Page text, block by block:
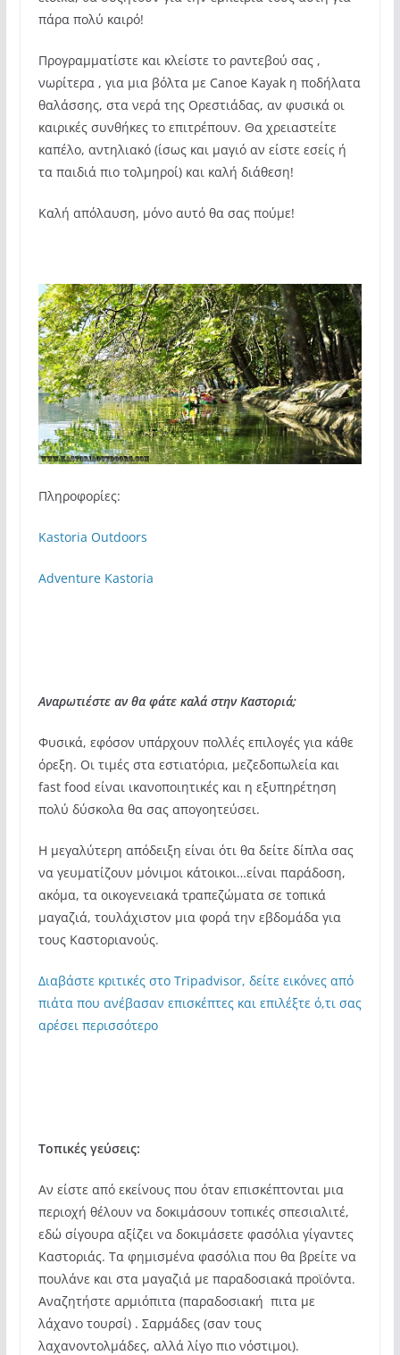
πάρα πολύ καιρό!
Προγραμματίστε και κλείστε το ραντεβού σας ,
νωρίτερα , για μια βόλτα με Canoe Kayak η ποδήλατα
θαλάσσης, στα νερά της Ορεστιάδας, αν φυσικά οι
καιρικές συνθήκες το επιτρέπουν. Θα χρειαστείτε
καπέλο, αντηλιακό (ίσως και μαγιό αν είστε εσείς ή
τα παιδιά πιο τολμηροί) και καλή διάθεση!
Καλή απόλαυση, μόνο αυτό θα σας πούμε!
Πληροφορίες:
Kastoria Outdoors
Adventure Kastoria
Αναρωτιέστε αν θα φάτε καλά στην Καστοριά;
Φυσικά, εφόσον υπάρχουν πολλές επιλογές για κάθε
όρεξη. Οι τιμές στα εστιατόρια, μεζεδοπωλεία και
fast food είναι ικανοποιητικές και η εξυπηρέτηση
πολύ δύσκολα θα σας απογοητεύσει.
Η μεγαλύτερη απόδειξη είναι ότι θα δείτε δίπλα σας
να γευματίζουν μόνιμοι κάτοικοι…είναι παράδοση,
ακόμα, τα οικογενειακά τραπεζώματα σε τοπικά
μαγαζιά, τουλάχιστον μια φορά την εβδομάδα για
τους Καστοριανούς.
Διαβάστε κριτικές στο Tripadvisor, δείτε εικόνες από
πιάτα που ανέβασαν επισκέπτες και επιλέξτε ό,τι σας
αρέσει περισσότερο
Τοπικές γεύσεις:
Αν είστε από εκείνους που όταν επισκέπτονται μια
περιοχή θέλουν να δοκιμάσουν τοπικές σπεσιαλιτέ,
εδώ σίγουρα αξίζει να δοκιμάσετε φασόλια γίγαντες
Καστοριάς. Τα φημισμένα φασόλια που θα βρείτε να
πουλάνε και στα μαγαζιά με παραδοσιακά προϊόντα.
Αναζητήστε αρμιόπιτα (παραδοσιακή πιτα με
λάχανο τουρσί) . Σαρμάδες (σαν τους
λαχανοντολμάδες, αλλά λίγο πιο νόστιμοι).